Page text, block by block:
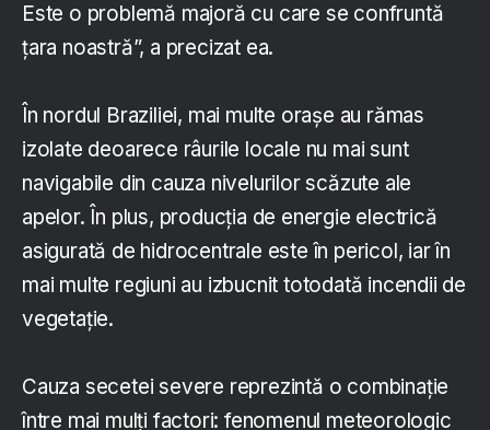
Este o problemă majoră cu care se confruntă
ţara noastră”, a precizat ea.
În nordul Braziliei, mai multe oraşe au rămas
izolate deoarece râurile locale nu mai sunt
navigabile din cauza nivelurilor scăzute ale
apelor. În plus, producţia de energie electrică
asigurată de hidrocentrale este în pericol, iar în
mai multe regiuni au izbucnit totodată incendii de
vegetaţie.
Cauza secetei severe reprezintă o combinaţie
între mai mulţi factori: fenomenul meteorologic